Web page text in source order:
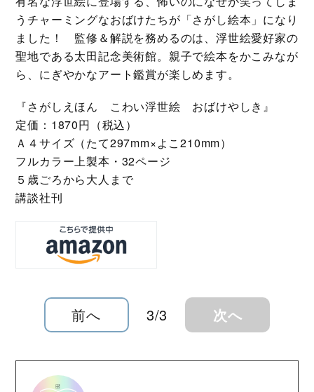
うチャーミングなおばけたちが「さがし絵本」になり
ました！ 監修＆解説を務めるのは、浮世絵愛好家の
聖地である太田記念美術館。親子で絵本をかこみなが
ら、にぎやかなアート鑑賞が楽しめます。
『さがしえほん こわい浮世絵 おばけやしき』
定価：1870円（税込）
Ａ４サイズ（たて297mm×よこ210mm）
フルカラー上製本・32ページ
５歳ごろから大人まで
講談社刊
前へ 3/3 次へ